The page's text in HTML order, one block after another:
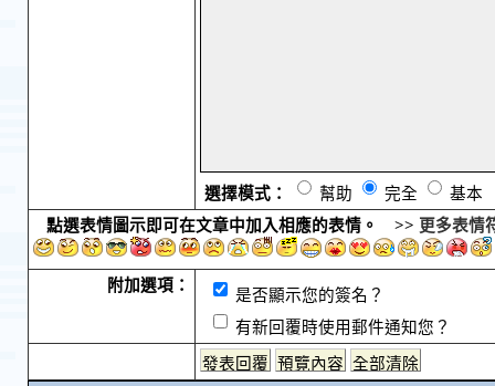
選擇模式： 幫助 完全
基
點選表情圖示即可在文章中加入相應的表情。 >> 更多表情
附加選項：
是否顯示您的簽名？
有新回覆時使用郵件通知您？